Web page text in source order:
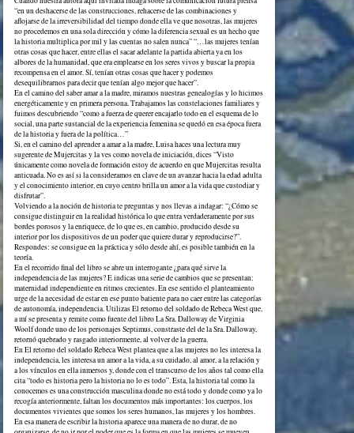
“en un deshacerse de las construcciones, rehacerse de las combinaciones y
aflojarse de la irreversibilidad del tiempo donde ella ve que nosotras, las mujeres
no procedemos en una sola dirección y cómo la diferencia sexual es un hecho que
la historia multiplica por mil y las cuentas no salen nunca” “…las mujeres tenían
otras cosas que hacer, entre ellas el sacar adelante la partida abierta ya en los
albores de la humanidad, que era emplearse en los seres vivos y buscar la propia
recompensa en el amor. Sí, tenían otras cosas que hacer y podemos
desequilibrarnos para decir que tenían algo mejor que hacer”.
En el camino del saber amar a la madre, miramos nuestras genealogías y lo hicimos
energéticamente y en primera persona. Trabajamos las constelaciones familiares y
fuimos descubriendo “como a fuerza de querer encajarlo todo en el esquema de lo
social, una parte sustancial de la experiencia femenina se quedó en esa época fuera
de la historia y fuera de la política…”
Si, en el camino del aprender a amar a la madre, Luisa haces una lectura muy
sugerente de Mujercitas y la ves como novela de iniciación, dices “Visto
únicamente como novela de formación estoy de acuerdo en que Mujercitas resulta
anticuada. No es así si la consideramos en clave de un avanzar hacia la edad adulta
y el conocimiento interior, en cuyo centro brilla un amor a la vida que custodiar y
disfrutar”.
Volviendo a la noción de historia te preguntas y nos llevas a indagar: “¿Cómo se
consigue distinguir en la realidad histórica lo que entra verdaderamente por sus
bordes porosos y la enriquece, de lo que es, en cambio, producido desde su
interior por los dispositivos de un poder que quiere durar y reproducirse?”.
Respondes: se consigue en la práctica y sólo desde ahí, es posible también en la
teoría.
En el recorrido final del libro se abre un interrogante ¿para qué sirve la
independencia de las mujeres? E indicas una serie de cambios que se presentan:
maternidad independiente en ritmos crecientes. En ese sentido el planteamiento
urge de la necesidad de estar en ese punto batiente para no caer entre las categorías
de autonomía, independencia. Utilizas El retorno del soldado de Rebeca West que,
a mí se presenta y remite como fuente del libro La Sra. Dalloway de Virginia
Woolf donde uno de los personajes Septimus, constraste del de la Sra. Dalloway,
retornó quebrado y rasgado interiormente, al volver de la guerra.
En El retorno del soldado Rebeca West plantea que a las mujeres no les interesa la
independencia, les interesa un amor a la vida, a su cuidado, al amor, a la relación y
a los vínculos en ella inmersos y, donde con el transcurso de los años tal como ella
cita “todo es historia pero la historia no lo es todo”. Esta, la historia tal como la
conocemos es una construcción masculina donde no está todo y donde como ya lo
recogía anteriormente, faltan los documentos más importantes: los cuerpos, los
documentos vivientes que somos los seres humanos, las mujeres y los hombres.
En esa manera de escribir la historia aparece una manera de no durar, de no